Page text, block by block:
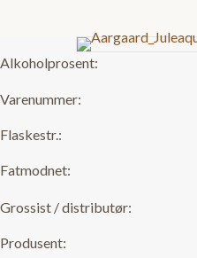
Alkoholprosent:
Varenummer:
Flaskestr.:
Fatmodnet:
Grossist / distributør:
Produsent: